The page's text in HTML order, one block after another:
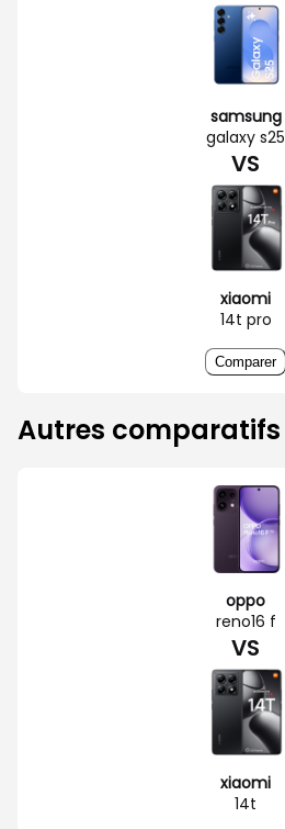
samsung
galaxy s25
VS
xiaomi
14t pro
Comparer
Autres comparatifs
oppo
reno16 f
VS
xiaomi
14t